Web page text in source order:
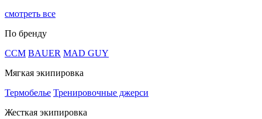
смотреть все
По бренду
CCM BAUER MAD GUY
Мягкая экипировка
Термобелье Тренировочные джерси
Жесткая экипировка